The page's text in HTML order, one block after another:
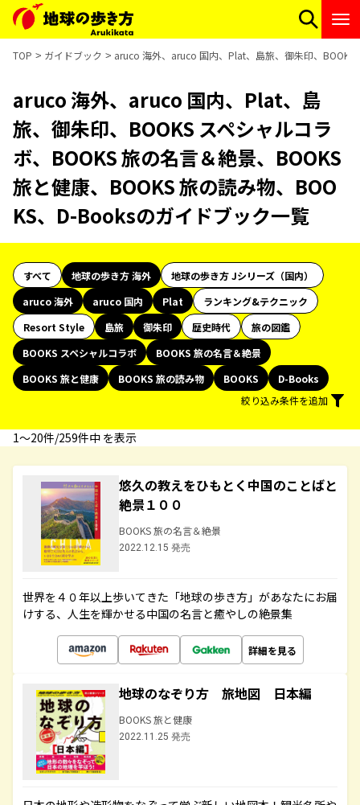
TOP ガイドブック aruco 海外、aruco 国内、Plat、島旅、御朱印、BOOKS
aruco 海外、aruco 国内、Plat、島
旅、御朱印、BOOKS スペシャルコラ
ボ、BOOKS 旅の名言＆絶景、BOOKS
旅と健康、BOOKS 旅の読み物、BOO
KS、D-Booksのガイドブック一覧
すべて 地球の歩き方 海外
地球の歩き方 Jシリーズ（国内）
aruco 海外
aruco 国内 Plat
ランキング&テクニック
Resort Style
島旅 御朱印 歴史時代
旅の図鑑
BOOKS スペシャルコラボ
BOOKS 旅の名言＆絶景
BOOKS 旅と健康
BOOKS 旅の読み物 BOOKS
D-Books
絞り込み条件を追加
1〜20件/259件中 を表示
悠久の教えをひもとく中国のことばと
絶景１００
BOOKS 旅の名言＆絶景
2022.12.15 発売
世界を４０年以上歩いてきた「地球の歩き方」があなたにお届
けする、人生を輝かせる中国の名言と癒やしの絶景集
詳細を見る
地球のなぞり方 旅地図 日本編
BOOKS 旅と健康
2022.11.25 発売